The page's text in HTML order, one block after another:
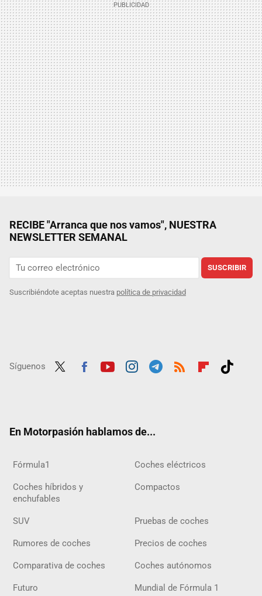
RECIBE "Arranca que nos vamos", NUESTRA
NEWSLETTER SEMANAL
SUSCRIBIR
Suscribiéndote aceptas nuestra política de privacidad
Síguenos
En Motorpasión hablamos de...
Fórmula1 Coches eléctricos
Coches híbridos y
enchufables
Compactos
SUV Pruebas de coches
Rumores de coches Precios de coches
Comparativa de coches Coches autónomos
Futuro Mundial de Fórmula 1